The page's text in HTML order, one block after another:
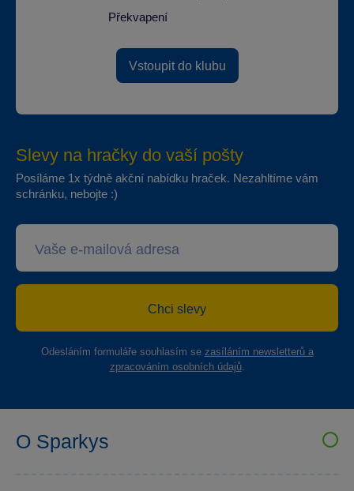
Překvapení
Vstoupit do klubu
Slevy na hračky do vaší pošty
Posíláme 1x týdně akční nabídku hraček. Nezahltíme vám
schránku, nebojte :)
Chci slevy
Odesláním formuláře souhlasím se zasíláním newsletterů a
zpracováním osobních údajů.
O Sparkys